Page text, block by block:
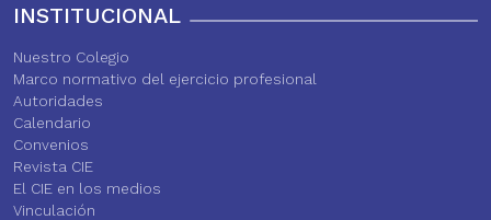
INSTITUCIONAL
Nuestro Colegio
Marco normativo del ejercicio profesional
Autoridades
Calendario
Convenios
Revista CIE
El CIE en los medios
Vinculación